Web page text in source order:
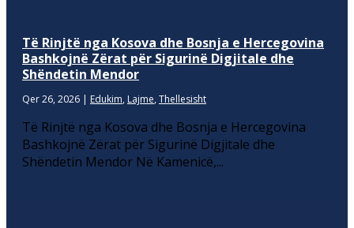
Të Rinjtë nga Kosova dhe Bosnja e Hercegovina
Bashkojnë Zërat për Sigurinë Digjitale dhe
Shëndetin Mendor
Qer 26, 2026 | Edukim, Lajme, Thellesisht
Të Rinjtë nga Kosova dhe Bosnja e Hercegovina
Bashkojnë Zërat për Sigurinë Digjitale dhe
Shëndetin Mendor Në Kamenicë,...